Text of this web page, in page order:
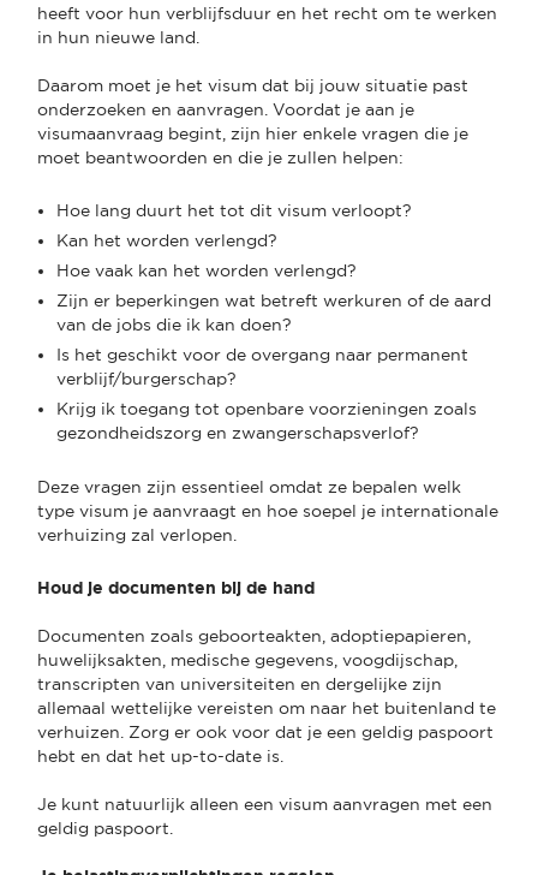
heeft voor hun verblijfsduur en het recht om te werken
in hun nieuwe land.
Daarom moet je het visum dat bij jouw situatie past
onderzoeken en aanvragen. Voordat je aan je
visumaanvraag begint, zijn hier enkele vragen die je
moet beantwoorden en die je zullen helpen:
Hoe lang duurt het tot dit visum verloopt?
Kan het worden verlengd?
Hoe vaak kan het worden verlengd?
Zijn er beperkingen wat betreft werkuren of de aard
van de jobs die ik kan doen?
Is het geschikt voor de overgang naar permanent
verblijf/burgerschap?
Krijg ik toegang tot openbare voorzieningen zoals
gezondheidszorg en zwangerschapsverlof?
Deze vragen zijn essentieel omdat ze bepalen welk
type visum je aanvraagt en hoe soepel je internationale
verhuizing zal verlopen.
Houd je documenten bij de hand
Documenten zoals geboorteakten, adoptiepapieren,
huwelijksakten, medische gegevens, voogdijschap,
transcripten van universiteiten en dergelijke zijn
allemaal wettelijke vereisten om naar het buitenland te
verhuizen. Zorg er ook voor dat je een geldig paspoort
hebt en dat het up-to-date is.
Je kunt natuurlijk alleen een visum aanvragen met een
geldig paspoort.